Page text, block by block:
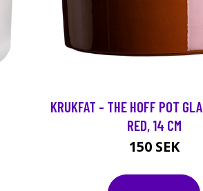
KRUKFAT - THE HOFF POT
RED, 14 CM
150 SEK